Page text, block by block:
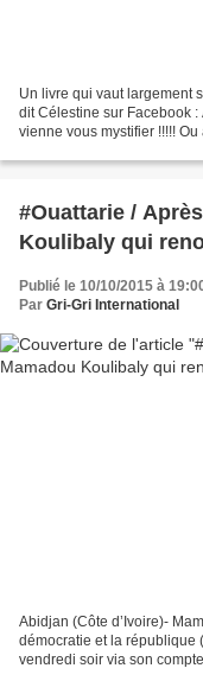
Un livre qui vaut largement
dit Célestine sur Facebook
vienne vous mystifier !!!!!
#Ouattarie /
Koulibaly qui
Publié le 10/10/2015 à
Par Gri-Gri International
Abidjan (Côte d’Ivoire)-
démocratie et la république
vendredi soir via son